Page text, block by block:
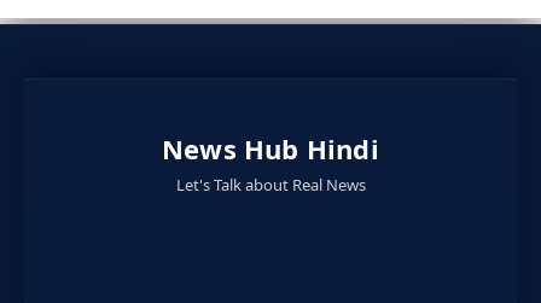
News Hub Hindi
Let's Talk about Real News